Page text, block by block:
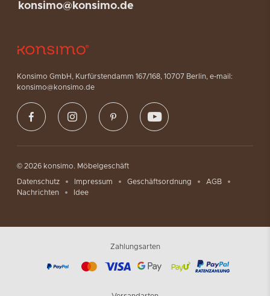
Konsimo GmbH, Kurfürstendamm 167/168, 10707 Berlin, e-mail:
konsimo@konsimo.de
konsimo@konsimo.de
© 2026 konsimo. Möbelgeschäft
Datenschutz Impressum Geschäftsordnung
AGB
Nachrichten
Idee
Zahlungsarten